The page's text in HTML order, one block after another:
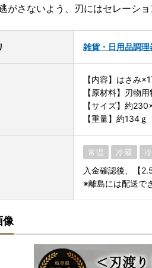
がさないよう、刃にはセレーシ
雑貨・日用品調理
【内容】はさみ
【原材料】刃物
【サイズ】約
【重量】約134ｇ
常温 冷蔵
入金確認後、【
※離島には配送で
像